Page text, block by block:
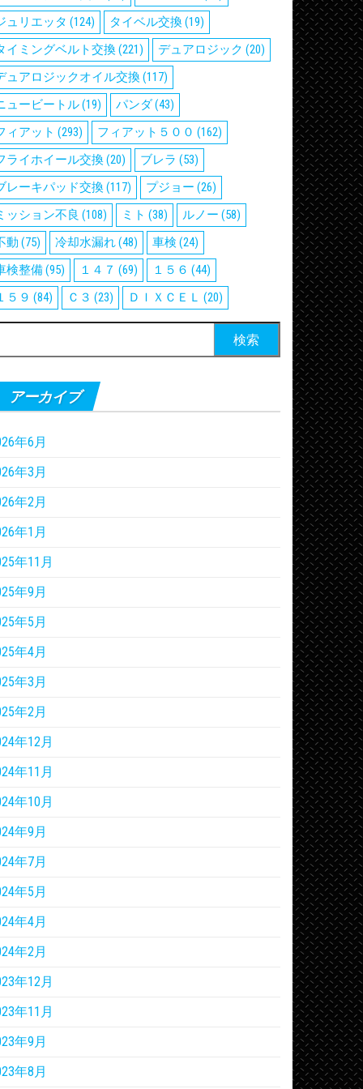
ュリエッタ (124) タイベル交換(19)
イミングベルト交換(221) デュアロジック (20)
ュアロジックオイル交換(117)
ュービートル(19) パンダ(43)
ィアット (293) フィアット５００ (162)
ライホイール交換(20) ブレラ (53)
レーキパッド交換(117) プジョー (26)
ッション不良 (108) ミト (38) ルノー (58)
動 (75) 冷却水漏れ(48) 車検 (24)
検整備(95) １４７ (69) １５６ (44)
５９ (84) Ｃ３ (23) ＤＩＸＣＥＬ (20)
アーカイブ
年6月
年3月
年2月
年1月
年11月
年9月
年5月
年4月
年3月
年2月
年12月
年11月
年10月
年9月
年7月
年5月
年4月
年2月
年12月
年11月
年9月
年8月